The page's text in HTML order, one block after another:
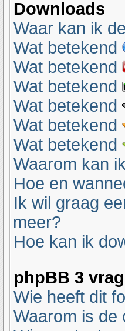
Downloads
Waar kan ik
Wat betekend
Wat betekend
Wat betekend
Wat betekend
Wat betekend
Wat betekend
Waarom kan
Hoe en
Ik wil graag
meer?
Hoe kan ik
phpBB 3
Wie heeft dit
Waarom is de